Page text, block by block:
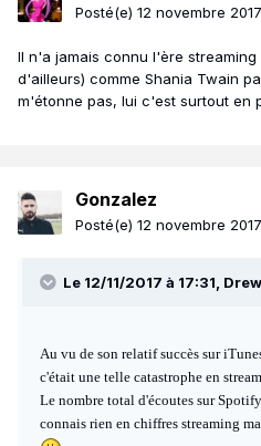
Posté(e) 12 novembre 2017
Il n'a jamais connu l'ère
d'ailleurs) comme Shania Twain
m'étonne pas, lui c'est surtout en
Gonzalez
Posté(e) 12 novembre 2017
Le 12/11/2017 à 17:31,
Au vu de son relatif succès sur
c'était une telle catastrophe en
Le nombre total d'écoutes sur
connais rien en chiffres streaming